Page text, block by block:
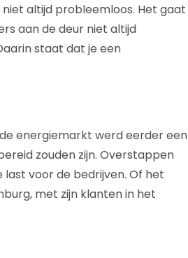
altijd probleemloos. Het gaat
aan de deur niet altijd
staat dat je een
energiemarkt werd eerder een
zouden zijn. Overstappen
voor de bedrijven. Of het
met zijn klanten in het